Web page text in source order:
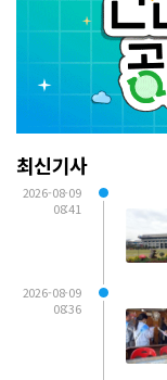
최신기사
2026-08-09
08:41
2026-08-09
08:36